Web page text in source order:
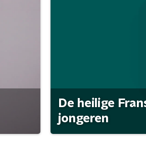
De heilige
jongeren